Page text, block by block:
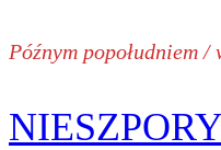
Późnym popołudniem /
NIESZPORY